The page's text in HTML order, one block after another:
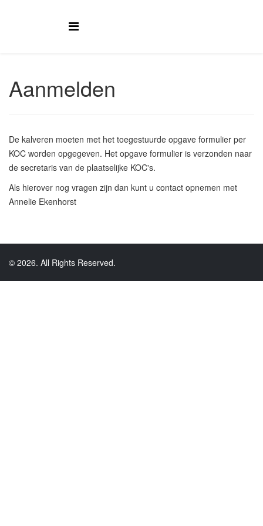
Aanmelden
De kalveren moeten met het toegestuurde opgave formulier per
KOC worden opgegeven. Het opgave formulier is verzonden naar
de secretaris van de plaatselijke KOC's.
Als hierover nog vragen zijn dan kunt u contact opnemen met
Annelie Ekenhorst
© 2026. All Rights Reserved.